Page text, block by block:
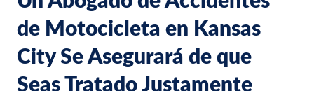
de Motocicleta en Kansas
City Se Asegurará de que
Seas Tratado Justamente